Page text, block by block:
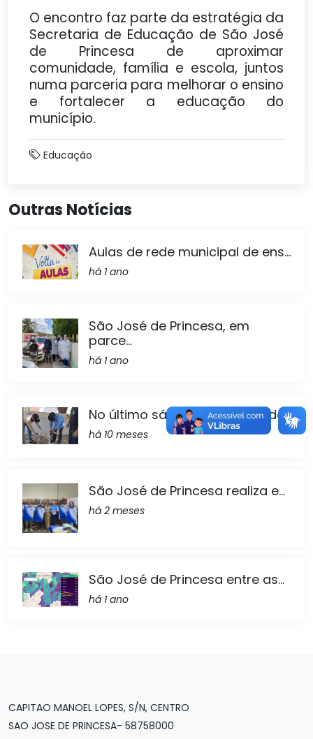
O encontro faz parte da estratégia da
Secretaria de Educação de São José
de Princesa de aproximar
comunidade, família e escola, juntos
numa parceria para melhorar o ensino
e fortalecer a educação do
município.
Educação
Outras Notícias
Aulas de rede municipal de ens...
há 1 ano
São José de Princesa, em
parce...
há 1 ano
No último sábado, São José de...
há 10 meses
São José de Princesa realiza e...
há 2 meses
São José de Princesa entre as...
há 1 ano
CAPITAO MANOEL LOPES, S/N, CENTRO
SAO JOSE DE PRINCESA- 58758000